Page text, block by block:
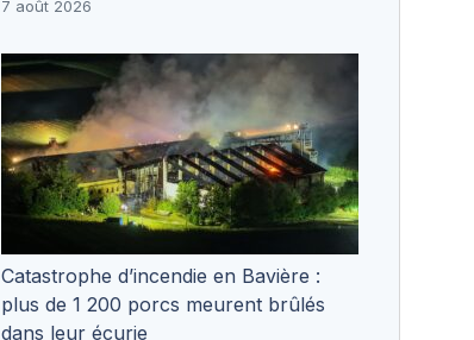
7 août 2026
Catastrophe d’incendie en Bavière :
plus de 1 200 porcs meurent brûlés
dans leur écurie